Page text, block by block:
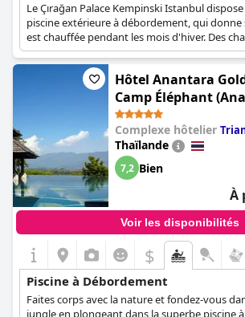
Le Çırağan Palace Kempinski Istanbul
piscine extérieure à débordement, qui donne
est chauffée pendant les mois d'hiver. Des
des parasols sont disponibles tout autour de
aux clients un espace de détente, tandis
également déguster des boissons
collations au bord de la piscine.
Hôtel Anantara
Camp Éléphant
Triangle Elephant
Complexe hôtelier
Thaïlande
7,2 Bien
À
Voir les disponibilités
$
Piscine à Débordement
Faites corps avec la nature et fondez-vous
jungle en plongeant dans la superbe piscine